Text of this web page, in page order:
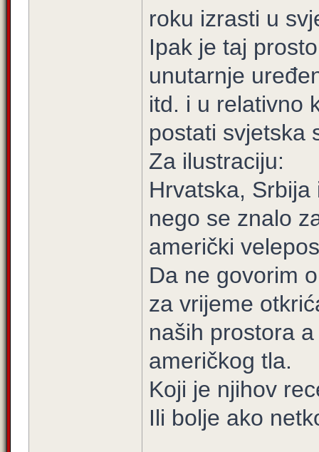
roku izrasti u
Ipak je taj
unutarnje
itd. i u relativno
postati svjetska
Za ilustraciju:
Hrvatska,
nego se znalo
američki
Da ne govorim
za vrijeme
naših prostora
američkog tla.
Koji je njihov
Ili bolje ako